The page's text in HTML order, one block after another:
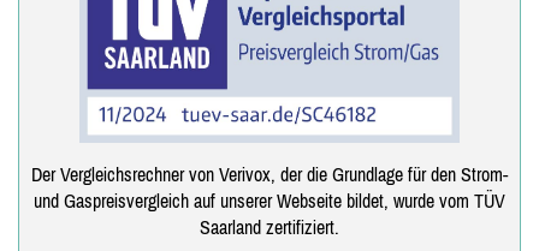
Der Vergleichsrechner von Verivox, der die Grundlage für den Strom-
und Gaspreisvergleich auf unserer Webseite bildet, wurde vom TÜV
Saarland zertifiziert.